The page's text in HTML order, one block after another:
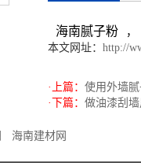
海南腻子粉 ，
本文网址： http://
·上篇： 使用外墙
·下篇： 做油漆刮墙
海南建材网